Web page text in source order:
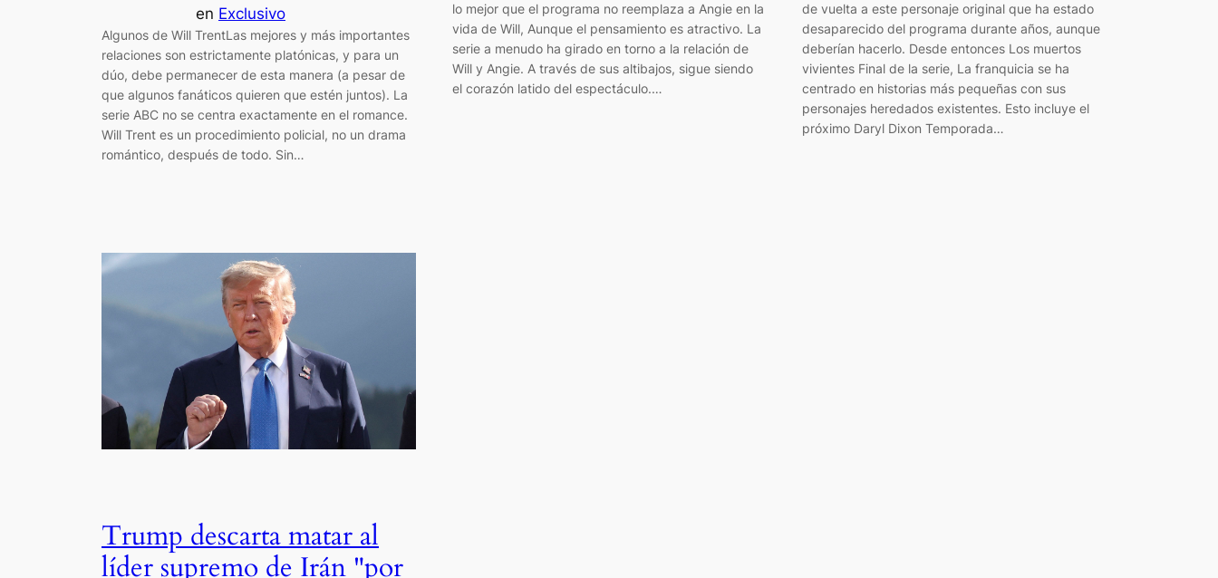
en Exclusivo
Algunos de Will TrentLas mejores y más importantes
relaciones son estrictamente platónicas, y para un
dúo, debe permanecer de esta manera (a pesar de
que algunos fanáticos quieren que estén juntos). La
serie ABC no se centra exactamente en el romance.
Will Trent es un procedimiento policial, no un drama
romántico, después de todo. Sin…
lo mejor que el programa no reemplaza a Angie en la
vida de Will, Aunque el pensamiento es atractivo. La
serie a menudo ha girado en torno a la relación de
Will y Angie. A través de sus altibajos, sigue siendo
el corazón latido del espectáculo.…
de vuelta a este personaje original que ha estado
desaparecido del programa durante años, aunque
deberían hacerlo. Desde entonces Los muertos
vivientes Final de la serie, La franquicia se ha
centrado en historias más pequeñas con sus
personajes heredados existentes. Esto incluye el
próximo Daryl Dixon Temporada…
Trump descarta matar al
líder supremo de Irán "por